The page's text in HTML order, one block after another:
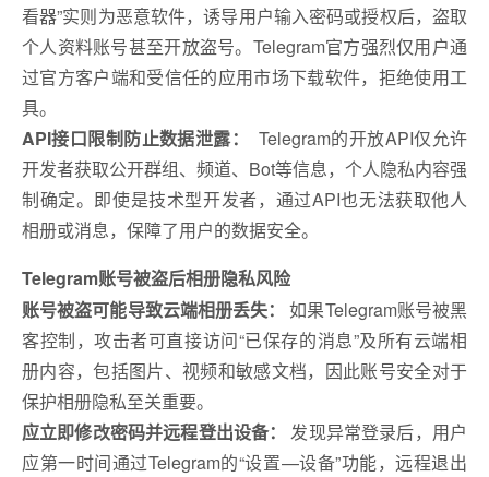
看器”实则为恶意软件，诱导用户输入密码或授权后，盗取
个人资料账号甚至开放盗号。Telegram官方强烈仅用户通
过官方客户端和受信任的应用市场下载软件，拒绝使用工
具。
API接口限制防止数据泄露：
Telegram的开放API仅允许
开发者获取公开群组、频道、Bot等信息，个人隐私内容强
制确定。即使是技术型开发者，通过API也无法获取他人
相册或消息，保障了用户的数据安全。
Telegram账号被盗后相册隐私风险
账号被盗可能导致云端相册丢失：
如果Telegram账号被黑
客控制，攻击者可直接访问“已保存的消息”及所有云端相
册内容，包括图片、视频和敏感文档，因此账号安全对于
保护相册隐私至关重要。
应立即修改密码并远程登出设备：
发现异常登录后，用户
应第一时间通过Telegram的“设置—设备”功能，远程退出